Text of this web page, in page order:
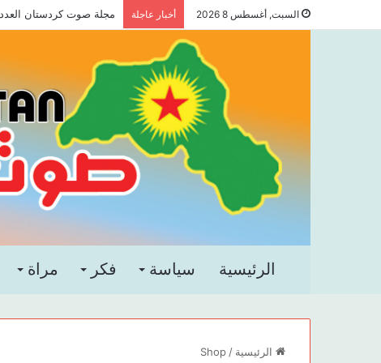
السبت, أغسطس 8 2026 أخبار عاجلة مجلة صوت كردستان العدد 83
الرئيسية سياسة فكر مراة
الرئيسية /
Shop